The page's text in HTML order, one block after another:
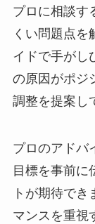
プロに相談す
くい問題点を
イドで手がし
の原因がポジ
調整を提案し
プロのアドバ
目標を事前に
トが期待で
マンスを重視